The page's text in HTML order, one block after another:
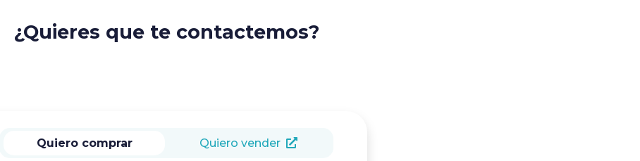
¿Quieres que te contactemos?
Quiero comprar Quiero vender